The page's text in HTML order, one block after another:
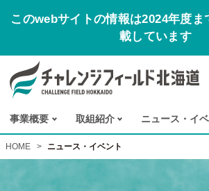
このwebサイトの情報は2024年度ま
載しています
事業概要 取組紹介 ニュース ・ イ
HOME > ニュース・イベント